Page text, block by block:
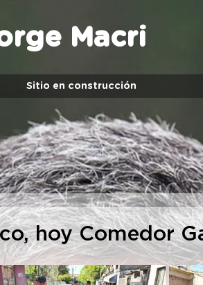
Macri
Sitio en construcción
hoy Comedor